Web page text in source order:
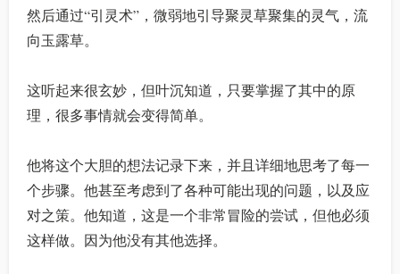
然后通过“引灵术”，微弱地引导聚灵草聚集的灵气，流
向玉露草。
这听起来很玄妙，但叶沉知道，只要掌握了其中的原
理，很多事情就会变得简单。
他将这个大胆的想法记录下来，并且详细地思考了每一
个步骤。他甚至考虑到了各种可能出现的问题，以及应
对之策。他知道，这是一个非常冒险的尝试，但他必须
这样做。因为他没有其他选择。